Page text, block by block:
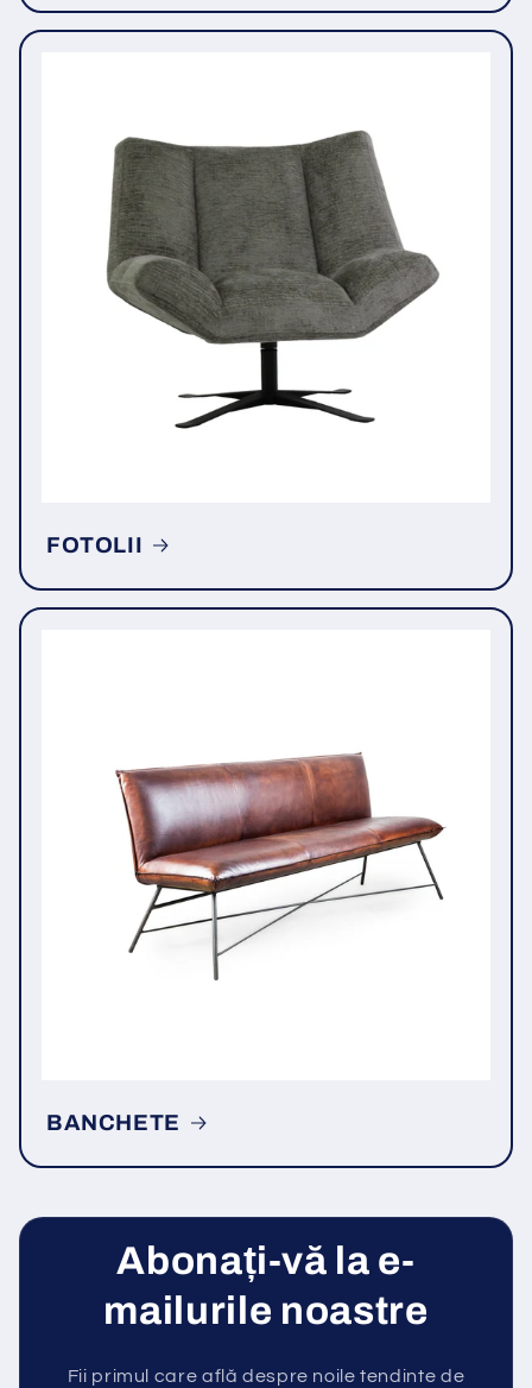
FOTOLII
BANCHETE
Abonați-vă la e-
mailurile noastre
Fii primul care află despre noile tendinte de